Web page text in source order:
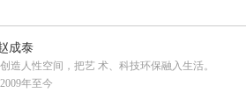
成泰
造人性空间，把艺 术、科技环保融入生活。
年至今